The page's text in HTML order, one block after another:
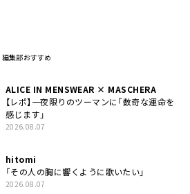
編集部おすすめ
ALICE IN MENSWEAR × MASCHERA
【レポ】一夜限りのツーマンに「数奇な運命を
感じます」
2026.08.07
hitomi
「その人の胸に響くように歌いたい」
2026.08.07